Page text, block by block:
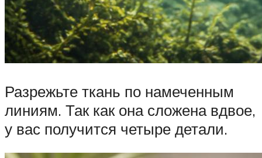
Разрежьте ткань по намеченным
линиям. Так как она сложена вдвое,
у вас получится четыре детали.